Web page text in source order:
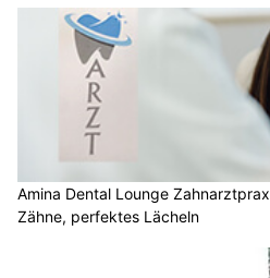
Amina Dental Lounge
Zähne, perfektes Lächeln